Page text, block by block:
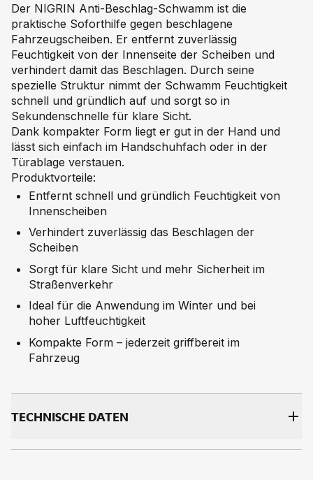
Der NIGRIN Anti-Beschlag-Schwamm ist die
praktische Soforthilfe gegen beschlagene
Fahrzeugscheiben. Er entfernt zuverlässig
Feuchtigkeit von der Innenseite der Scheiben und
verhindert damit das Beschlagen. Durch seine
spezielle Struktur nimmt der Schwamm Feuchtigkeit
schnell und gründlich auf und sorgt so in
Sekundenschnelle für klare Sicht.
Dank kompakter Form liegt er gut in der Hand und
lässt sich einfach im Handschuhfach oder in der
Türablage verstauen.
Produktvorteile:
Entfernt schnell und gründlich Feuchtigkeit von
Innenscheiben
Verhindert zuverlässig das Beschlagen der
Scheiben
Sorgt für klare Sicht und mehr Sicherheit im
Straßenverkehr
Ideal für die Anwendung im Winter und bei
hoher Luftfeuchtigkeit
Kompakte Form – jederzeit griffbereit im
Fahrzeug
TECH­NI­SCHE DA­TEN